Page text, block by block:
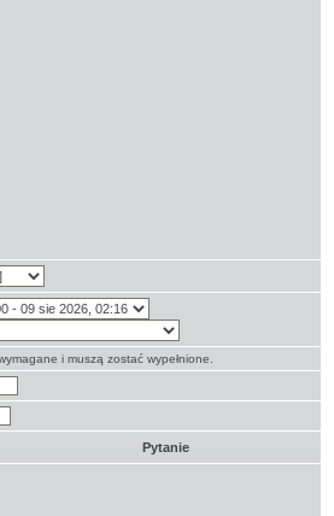
i muszą zostać wypełnione.
Pytanie